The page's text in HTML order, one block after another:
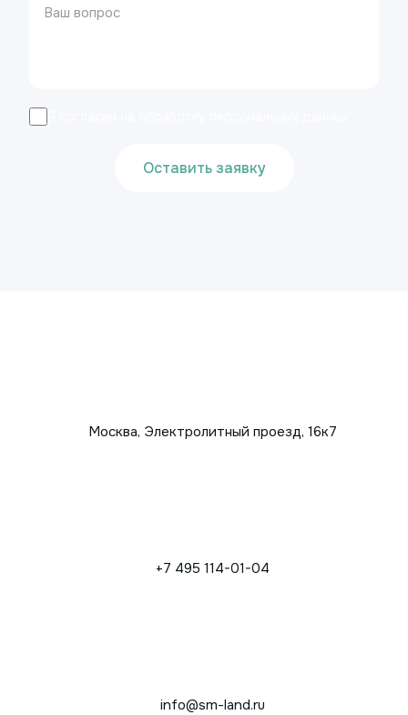
Оставить заявку
Москва, Электролитный проезд, 16к7
+7 495 114-01-04
info@sm-land.ru